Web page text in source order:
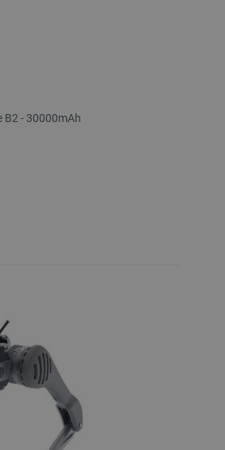
- 30000mAh